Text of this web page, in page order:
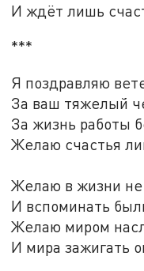
И ждёт лишь
***
Я поздравляю
За ваш тяжелый
За жизнь работы
Желаю счастья
Желаю в жизни не
И вспоминать
Желаю миром
И мира зажигать